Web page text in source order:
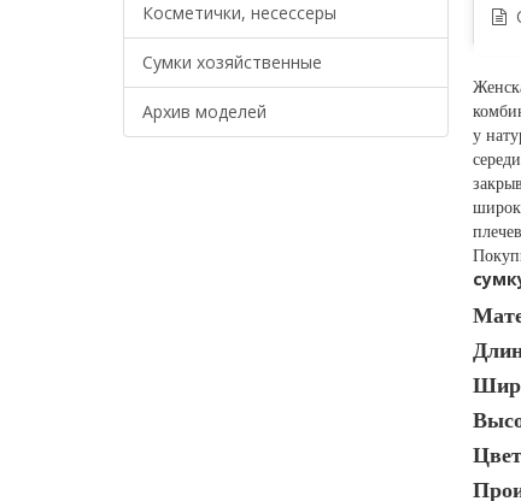
Косметички, несессеры
Сумки хозяйственные
Архив моделей
у